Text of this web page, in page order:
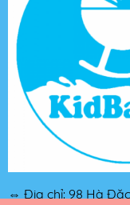
⇔ Địa chỉ: 98 Hà Đặc